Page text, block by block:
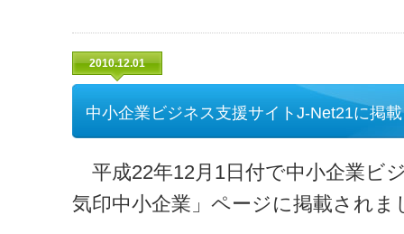
2010.12.01
中小企業ビジネス支援サイトJ-Net21に掲
平成22年12月1日付で中小企業ビ
気印中小企業」ページに掲載されま